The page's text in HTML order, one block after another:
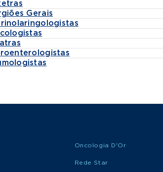
Gerais
Oncologia D'Or
Rede Star